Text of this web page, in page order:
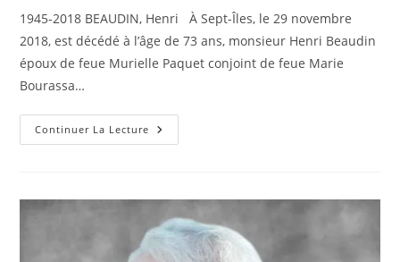
publication :
1945-2018 BEAUDIN, Henri À Sept-Îles, le 29 novembre
2018, est décédé à l’âge de 73 ans, monsieur Henri Beaudin
époux de feue Murielle Paquet conjoint de feue Marie
Bourassa…
Continuer La Lecture BEAUDIN,
Henri